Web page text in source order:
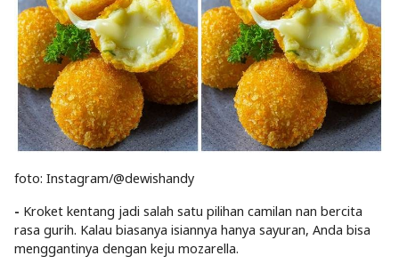
foto: Instagram/@dewishandy
- Kroket kentang jadi salah satu pilihan camilan nan bercita
rasa gurih. Kalau biasanya isiannya hanya sayuran, Anda bisa
menggantinya dengan keju mozarella.